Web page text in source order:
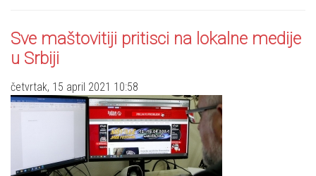
Sve maštovitiji pritisci na lokalne medije
u Srbiji
četvrtak, 15 april 2021 10:58